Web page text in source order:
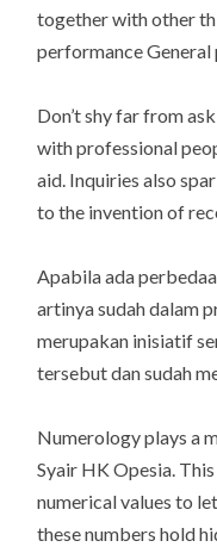
together with other
performance
Don’t shy far from
with professional
aid. Inquiries also
to the invention of
Apabila ada
artinya sudah dalam
merupakan inisiatif
tersebut dan sudah
Numerology plays a
Syair HK Opesia.
numerical values to
these numbers hold